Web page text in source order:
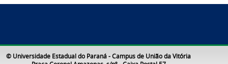
© Universidade Estadual do Paraná - Campus de União da Vitória